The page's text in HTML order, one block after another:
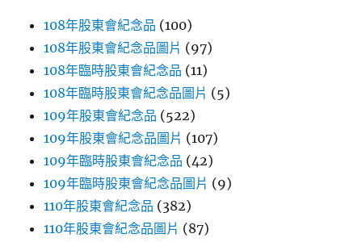
108年股東會紀念品 (100)
108年股東會紀念品圖片 (97)
108年臨時股東會紀念品 (11)
108年臨時股東會紀念品圖片 (5)
109年股東會紀念品 (522)
109年股東會紀念品圖片 (107)
109年臨時股東會紀念品 (42)
109年臨時股東會紀念品圖片 (9)
110年股東會紀念品 (382)
110年股東會紀念品圖片 (87)